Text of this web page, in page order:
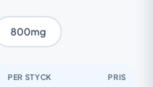
800mg
PER STYCK PRIS